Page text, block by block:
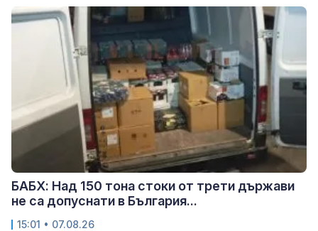
БАБХ: Над 150 тона стоки от трети държави
не са допуснати в България...
15:01 • 07.08.26